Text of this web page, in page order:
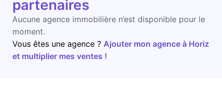
partenaires
Aucune agence immobilière n’est disponible pour le
moment.
Vous êtes une agence ? Ajouter mon agence à Horiz
et multiplier mes ventes !